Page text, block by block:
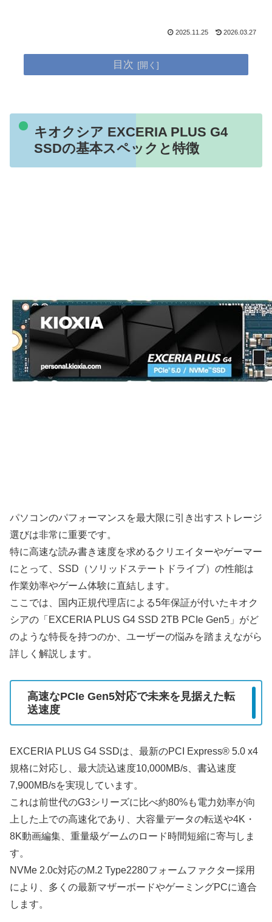
2025.11.25 2026.03.27
目次
キオクシア EXCERIA PLUS G4
SSDの基本スペックと特徴
パソコンのパフォーマンスを最大限に引き出すストレージ
選びは非常に重要です。
特に高速な読み書き速度を求めるクリエイターやゲーマー
にとって、SSD（ソリッドステートドライブ）の性能は
作業効率やゲーム体験に直結します。
ここでは、国内正規代理店による5年保証が付いたキオク
シアの「EXCERIA PLUS G4 SSD 2TB PCIe Gen5」がど
のような特長を持つのか、ユーザーの悩みを踏まえながら
詳しく解説します。
高速なPCIe Gen5対応で未来を見据えた転
送速度
EXCERIA PLUS G4 SSDは、最新のPCI Express® 5.0 x4
規格に対応し、最大読込速度10,000MB/s、書込速度
7,900MB/sを実現しています。
これは前世代のG3シリーズに比べ約80%も電力効率が向
上した上での高速化であり、大容量データの転送や4K・
8K動画編集、重量級ゲームのロード時間短縮に寄与しま
す。
NVMe 2.0c対応のM.2 Type2280フォームファクター採用
により、多くの最新マザーボードやゲーミングPCに適合
します。